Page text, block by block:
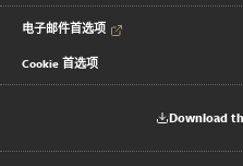
电子邮件首选项
Cookie 首选项
Download